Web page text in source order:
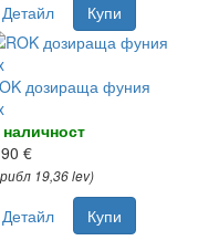
Детайл Купи
дозираща фуния
€
19,36 lev)
Детайл
Купи